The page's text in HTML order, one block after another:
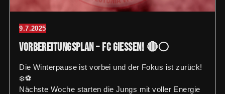
9.7.2025
Vorbereitungsplan – FC Giessen! 🔴⚪️
Die Winterpause ist vorbei und der Fokus ist zurück!
❄️⚽
Nächste Woche starten die Jungs mit voller Energie